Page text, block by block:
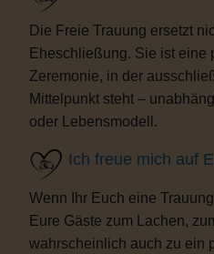
Die Freie Trauung ersetzt
Eheschließung. Sie ist eine
Zeremonie, in der
Mittelpunkt steht –
oder Lebensmodell.
Ich freue mich auf
Wenn Ihr Euch eine
Eure Gäste zum Lachen,
wahrscheinlich auch zu ein